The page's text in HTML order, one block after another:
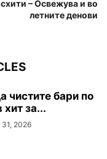
– Освежува и во
летните денови
чистите бари по
за...
31, 2026